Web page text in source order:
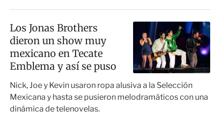
Los Jonas Brothers
dieron un show muy
mexicano en Tecate
Emblema y así se puso
Nick, Joe y Kevin usaron ropa alusiva a la Selección
Mexicana y hasta se pusieron melodramáticos con una
dinámica de telenovelas.